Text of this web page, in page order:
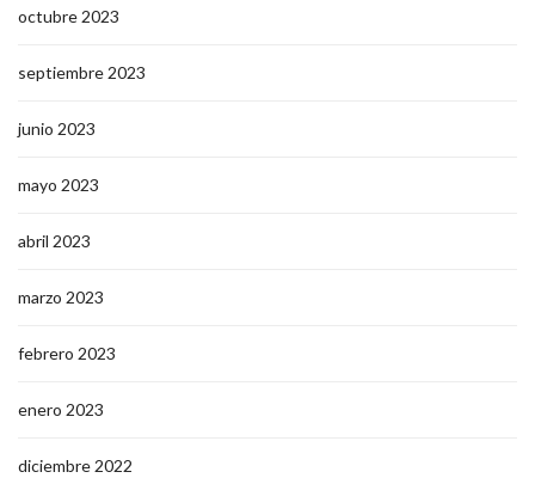
octubre 2023
septiembre 2023
junio 2023
mayo 2023
abril 2023
marzo 2023
febrero 2023
enero 2023
diciembre 2022